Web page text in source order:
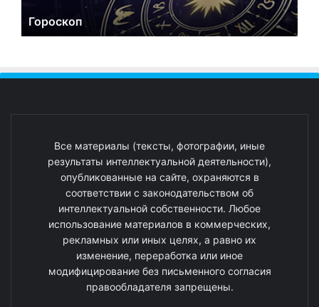
Гороскоп
Все материалы (тексты, фотографии, иные
результаты интеллектуальной деятельности),
опубликованные на сайте, охраняются в
соответствии с законодательством об
интеллектуальной собственности. Любое
использование материалов в коммерческих,
рекламных или иных целях, а равно их
изменение, переработка или иное
модифицирование без письменного согласия
правообладателя запрещены.